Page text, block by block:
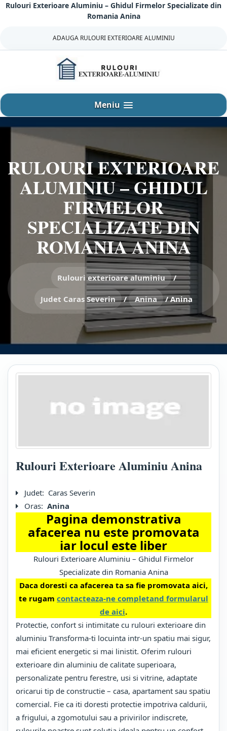
SariRulouri Exterioare Aluminiu – Ghidul Firmelor Specializate din
Romania Anina
ADAUGA RULOURI EXTERIOARE ALUMINIU
Meniu
RULOURI EXTERIOARE
ALUMINIU – GHIDUL
FIRMELOR
SPECIALIZATE DIN
ROMANIA ANINA
Rulouri exterioare aluminiu /
Judet Caras Severin / Anina /Anina
Rulouri Exterioare Aluminiu Anina
Judet: Caras Severin
Oras: Anina
Pagina demonstrativa
afacerea nu este promovata
iar locul este liber
Rulouri Exterioare Aluminiu – Ghidul Firmelor
Specializate din Romania Anina
Daca doresti ca afacerea ta sa fie promovata aici,
te rugam contacteaza-ne completand formularul
de aici.
Protectie, confort si intimitate cu rulouri exterioare din
aluminiu Transforma-ti locuinta intr-un spatiu mai sigur,
mai eficient energetic si mai linistit. Oferim rulouri
exterioare din aluminiu de calitate superioara,
personalizate pentru ferestre, usi si vitrine, adaptate
oricarui tip de constructie – casa, apartament sau spatiu
comercial. Fie ca iti doresti protectie impotriva caldurii,
a frigului, a zgomotului sau a privirilor indiscrete,